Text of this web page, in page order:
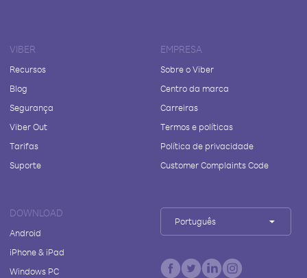
VIBER
Recursos
Blog
Segurança
Viber Out
Tarifas
Suporte
EMPRESA
Sobre o Viber
Centro da marca
Carreiras
Termos e políticas
Política de privacidade
Customer Complaints Code
DOWNLOAD
Android
iPhone & iPad
Windows PC
Português